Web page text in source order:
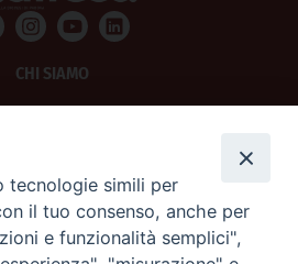
CHI SIAMO
SCRIVICI
tecnologie simili per
il tuo consenso, anche per
e funzionalità semplici",